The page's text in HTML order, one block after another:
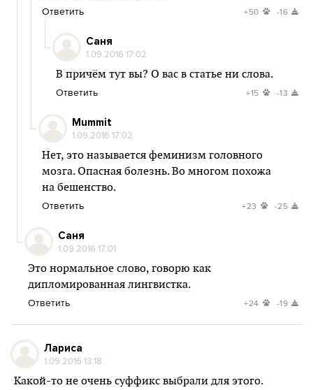
Ответить +50 -16
Саня
1.09.2016 17:02
В причём тут вы? О вас в статье ни слова.
Ответить +15 -13
Mummit
1.09.2016 17:02
Нет, это называется феминизм головного
мозга. Опасная болезнь. Во многом похожа
на бешенство.
Ответить +23 -25
Саня
1.09.2016 17:01
Это нормальное слово, говорю как
дипломированная лингвистка.
Ответить +24 -19
Лариса
1.09.2016 13:18
Какой-то не очень суффикс выбрали для этого.